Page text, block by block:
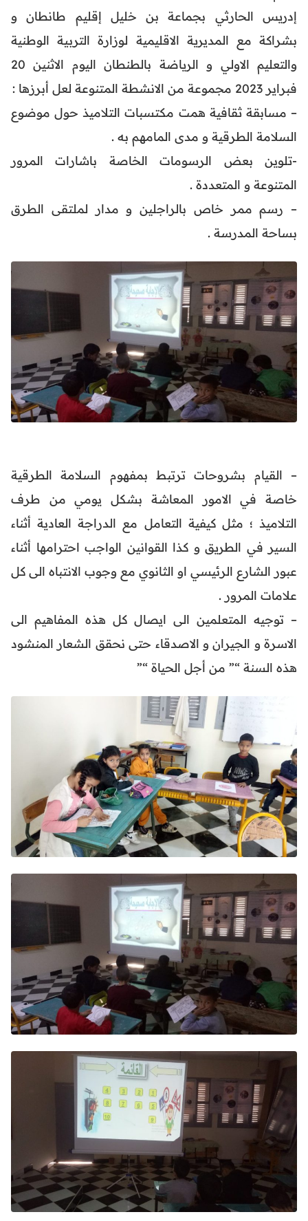
إدريس الحارثي بجماعة بن خليل إقليم طانطان و
بشراكة مع المديرية الاقليمية لوزارة التربية الوطنية
والتعليم الاولي و الرياضة بالطنطان اليوم الاثنين 20
فبراير 2023 مجموعة من الانشطة المتنوعة لعل أبرزها :
– مسابقة ثقافية همت مكتسبات التلاميذ حول موضوع
السلامة الطرقية و مدى المامهم به .
-تلوين بعض الرسومات الخاصة باشارات المرور
المتنوعة و المتعددة .
– رسم ممر خاص بالراجلين و مدار لملتقى الطرق
بساحة المدرسة .
– القيام بشروحات ترتبط بمفهوم السلامة الطرقية
خاصة في الامور المعاشة بشكل يومي من طرف
التلاميذ ؛ مثل كيفية التعامل مع الدراجة العادية أثناء
السير في الطريق و كذا القوانين الواجب احترامها أثناء
عبور الشارع الرئيسي او الثانوي مع وجوب الانتباه الى كل
علامات المرور .
– توجيه المتعلمين الى ايصال كل هذه المفاهيم الى
الاسرة و الجيران و الاصدقاء حتى نحقق الشعار المنشود
هذه السنة “” من أجل الحياة “”